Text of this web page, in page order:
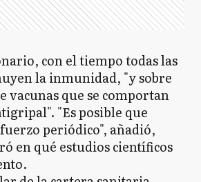
con el tiempo todas las
la inmunidad, "y sobre
vacunas que se comportan
"Es posible que
periódico", añadió,
en qué estudios científicos